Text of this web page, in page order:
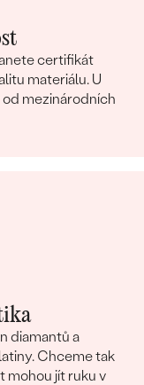
certifikát
materiálu. U
mezinárodních
diamantů a
Chceme tak
mohou jít ruku v